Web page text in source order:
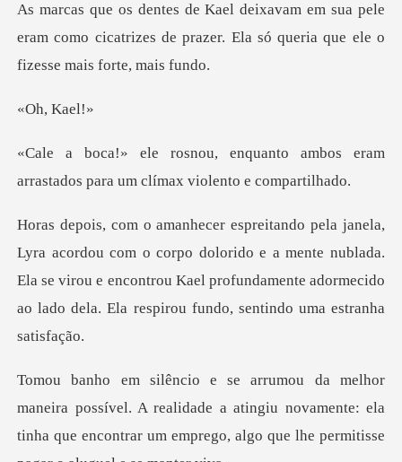
que os dentes de Kael deixavam em sua pele
eram como cicatrizes
, K
nto ambos eram
arrastados para u
rpo dolorido e a mente nublada.
Ela se virou e encontrou Kael profundamente
. A realidade a atingiu novamente: ela
tinha que encontrar um e